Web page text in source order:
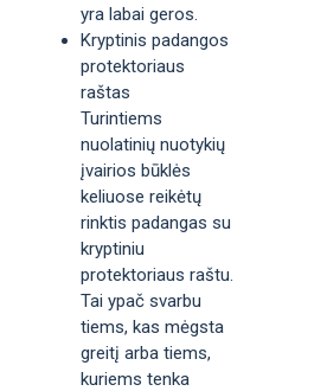
yra labai geros.
Kryptinis padangos
protektoriaus
raštas
Turintiems
nuolatinių nuotykių
įvairios būklės
keliuose reikėtų
rinktis padangas su
kryptiniu
protektoriaus raštu.
Tai ypač svarbu
tiems, kas mėgsta
greitį arba tiems,
kuriems tenka